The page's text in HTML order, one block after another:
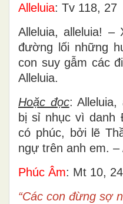
Alleluia: Tv 118, 27
Alleluia, alleluia! –
đường lối những
con suy gẫm các
Alleluia.
Hoặc đọc: Alleluia,
bị sỉ nhục vì danh
có phúc, bởi lẽ
ngự trên anh em. –
Phúc Âm: Mt 10,
“Các con đừng sợ